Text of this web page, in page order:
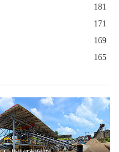
181
171
169
165